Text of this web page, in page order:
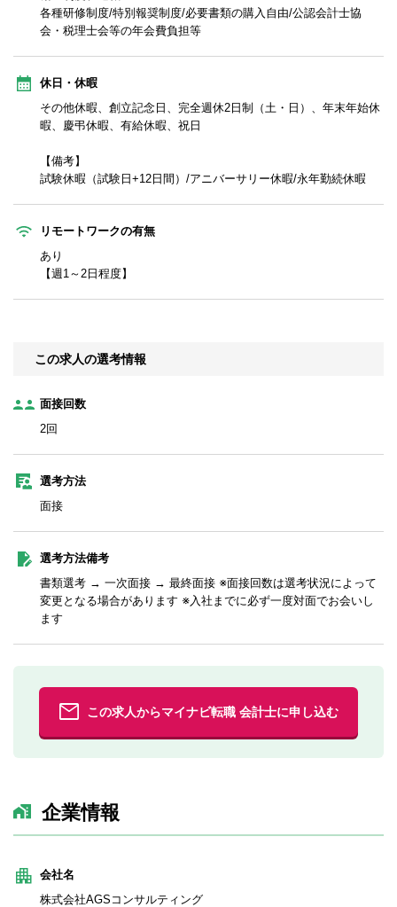
各種研修制度/特別報奨制度/必要書類の購入自由/公認会計士協
会・税理士会等の年会費負担等
休日・休暇
その他休暇、創立記念日、完全週休2日制（土・日）、年末年始休
暇、慶弔休暇、有給休暇、祝日
【備考】
試験休暇（試験日+12日間）/アニバーサリー休暇/永年勤続休暇
リモートワークの有無
あり
【週1～2日程度】
この求人の選考情報
面接回数
2回
選考方法
面接
選考方法備考
書類選考 → 一次面接 → 最終面接 ※面接回数は選考状況によって
変更となる場合があります ※入社までに必ず一度対面でお会いし
ます
この求人からマイナビ転職 会計士に申し込む
企業情報
会社名
株式会社AGSコンサルティング